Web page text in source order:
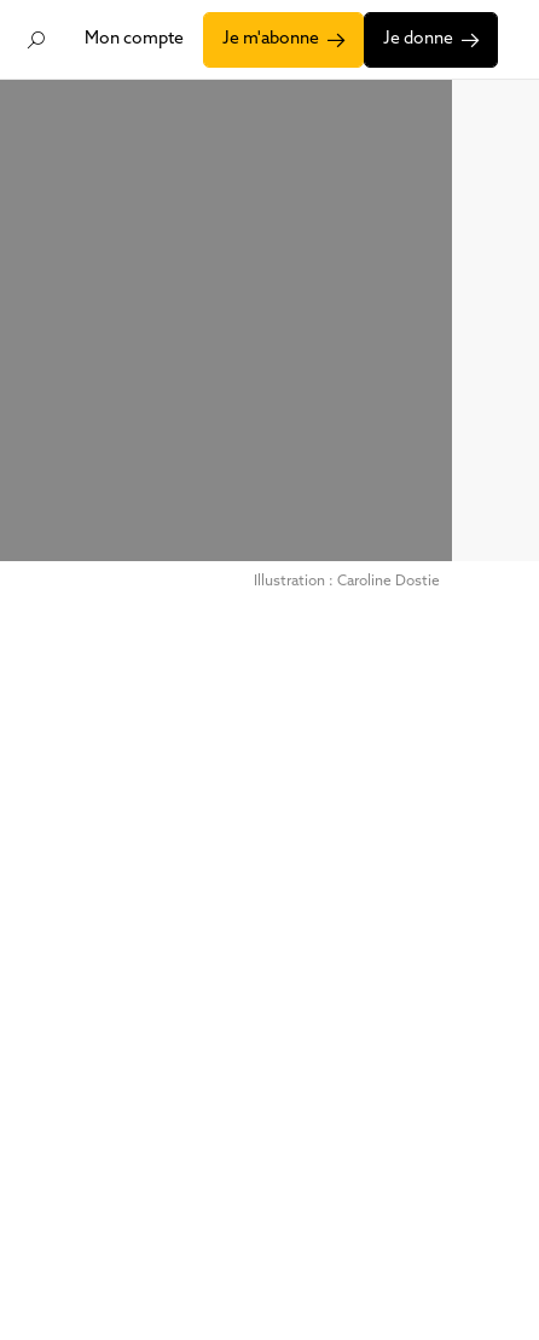
Mon compte Je m'abonne Je donne
Illustration : Caroline Dostie